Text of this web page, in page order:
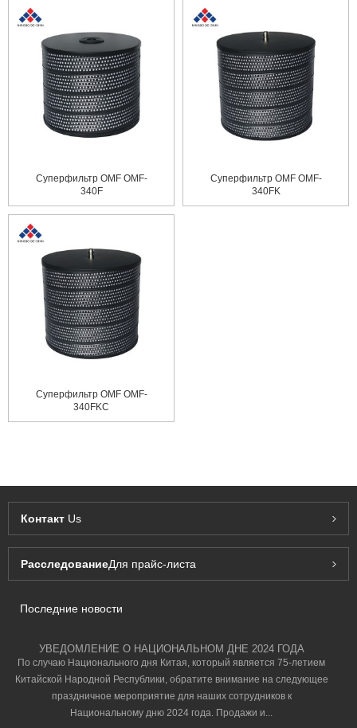
Суперфильтр OMF OMF-
340F
Суперфильтр OMF OMF-
340FK
Суперфильтр OMF OMF-
340FKC
Контакт Us
РасследованиеДля прайс-листа
Последние новости
УВЕДОМЛЕНИЕ О НАЦИОНАЛЬНОМ ДНЕ 2024 ГОДА
По случаю Национального дня Китая, который является 75-летием
Китайской Народной Республики, обратите внимание на следующее
праздничное мероприятие для наших сотрудников к
Национальному дню 2024 года. Продажи и...